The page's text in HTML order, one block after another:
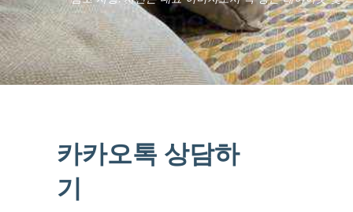
카카오톡 상담하
기